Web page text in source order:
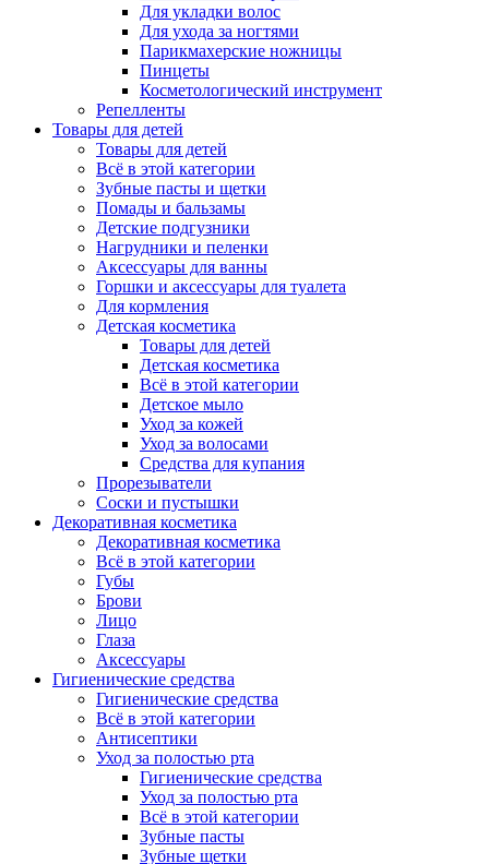
Для укладки волос
Для ухода за ногтями
Парикмахерские ножницы
Пинцеты
Косметологический инструмент
Репелленты
Товары для детей
Товары для детей
Всё в этой категории
Зубные пасты и щетки
Помады и бальзамы
Детские подгузники
Нагрудники и пеленки
Аксессуары для ванны
Горшки и аксессуары для туалета
Для кормления
Детская косметика
Товары для детей
Детская косметика
Всё в этой категории
Детское мыло
Уход за кожей
Уход за волосами
Средства для купания
Прорезыватели
Соски и пустышки
Декоративная косметика
Декоративная косметика
Всё в этой категории
Губы
Брови
Лицо
Глаза
Аксессуары
Гигиенические средства
Гигиенические средства
Всё в этой категории
Антисептики
Уход за полостью рта
Гигиенические средства
Уход за полостью рта
Всё в этой категории
Зубные пасты
Зубные щетки